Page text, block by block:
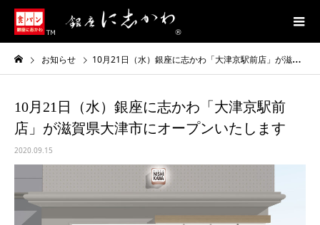
お知らせ 10月21日（水）銀座に志かわ「大津京駅前店」が滋賀県大津市にオープンいたします
10月21日（水）銀座に志かわ「大津京駅前
店」が滋賀県大津市にオープンいたします
2020.09.15